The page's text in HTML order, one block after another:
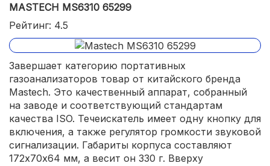
MASTECH MS6310 65299
Рейтинг: 4.5
Завершает категорию портативных
газоанализаторов товар от китайского бренда
Mastech. Это качественный аппарат, собранный
на заводе и соответствующий стандартам
качества ISO. Течеискатель имеет одну кнопку для
включения, а также регулятор громкости звуковой
сигнализации. Габариты корпуса составляют
172х70х64 мм, а весит он 330 г. Вверху